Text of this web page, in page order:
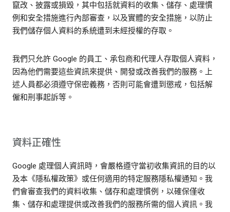
竄改、披露或損毀，其中包括就資料的收集、儲存、處理慣
例和安全措施進行內部審查，以及實體的安全措施，以防止
我們儲存個人資料的系統遭到未經授權的存取。
我們只允許 Google 的員工、承包商和代理人存取個人資料，
因為他們需要這些資訊來提供、開發或改善我們的服務。上
述人員都必須遵守保密義務，否則可能會遭到懲戒，包括解
僱和刑事起訴等。
資料正確性
Google 處理個人資訊時，會嚴格遵守當初收集資訊的目的以
及本《隱私權政策》或任何適用的特定服務隱私權通知。我
們會審查我們的資料收集、儲存和處理慣例，以確保僅收
集、儲存和處理提供或改善我們的服務所需的個人資訊。我